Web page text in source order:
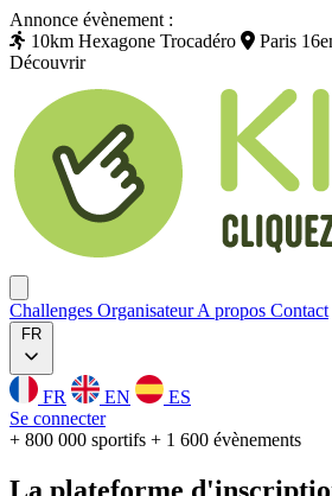
Annonce évènement :
10km Hexagone Trocadéro
Paris
Découvrir
Challenges OrganisateurA propos Contact
FR
FR EN
ES
Se connecter
+ 800 000 sportifs + 1 600 évènements